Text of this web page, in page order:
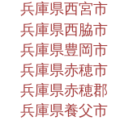
兵庫県西宮市
兵庫県西脇市
兵庫県豊岡市
兵庫県赤穂市
兵庫県赤穂郡
兵庫県養父市